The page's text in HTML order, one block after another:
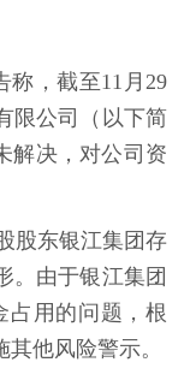
称，截至11月29
限公司（以下简
解决，对公司资
股东银江集团存
。由于银江集团
占用的问题，根
他风险警示。